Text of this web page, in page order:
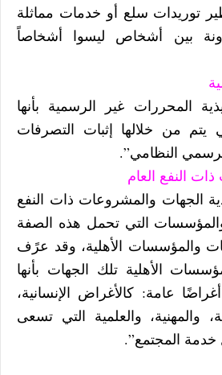
توريدات سلع أو خدمات مماثلة
بين أشخاص ليسوا أشخاصاً
المحررات غير الرسمية بأنها
يتم من خلالها إثبات التصرفات
النظامي”.
النفع العام
الجهات والمشروعات ذات النفع
والمؤسسات التي تحمل هذه الصفة
والمؤسسات الأهلية، وقد عرًف
الأهلية تلك الجهات بأنها
عامة: كالأغراض الإنسانية،
والمهنية، والعلمية التي تسعى
خدمة المجتمع”.